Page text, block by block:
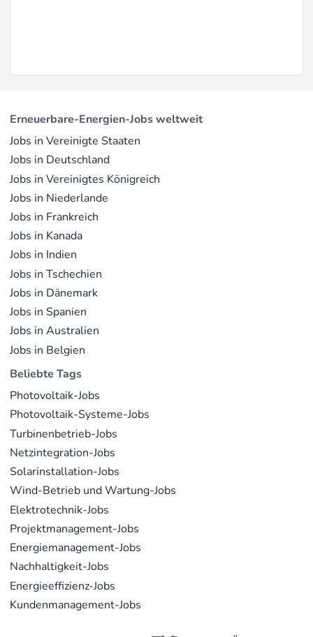
Erneuerbare-Energien-Jobs weltweit
Jobs in Vereinigte Staaten
Jobs in Deutschland
Jobs in Vereinigtes Königreich
Jobs in Niederlande
Jobs in Frankreich
Jobs in Kanada
Jobs in Indien
Jobs in Tschechien
Jobs in Dänemark
Jobs in Spanien
Jobs in Australien
Jobs in Belgien
Beliebte Tags
Photovoltaik-Jobs
Photovoltaik-Systeme-Jobs
Turbinenbetrieb-Jobs
Netzintegration-Jobs
Solarinstallation-Jobs
Wind-Betrieb und Wartung-Jobs
Elektrotechnik-Jobs
Projektmanagement-Jobs
Energiemanagement-Jobs
Nachhaltigkeit-Jobs
Energieeffizienz-Jobs
Kundenmanagement-Jobs